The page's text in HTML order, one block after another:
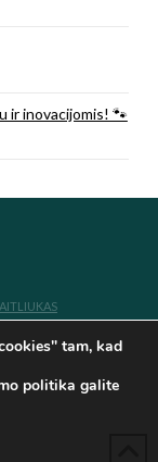
ir inovacijomis! 🐾
IR PRIKLAUSO
tam, kad
politika galite